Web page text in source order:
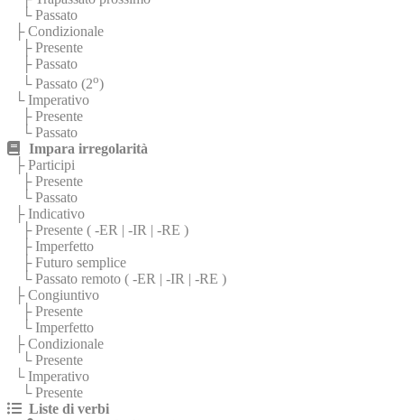
└ Passato
├ Condizionale
├ Presente
├ Passato
└ Passato (2o)
└ Imperativo
├ Presente
└ Passato
Impara irregolarità
├ Participi
├ Presente
└ Passato
├ Indicativo
├ Presente ( -ER | -IR | -RE )
├ Imperfetto
├ Futuro semplice
└ Passato remoto ( -ER | -IR | -RE )
├ Congiuntivo
├ Presente
└ Imperfetto
├ Condizionale
└ Presente
└ Imperativo
└ Presente
Liste di verbi